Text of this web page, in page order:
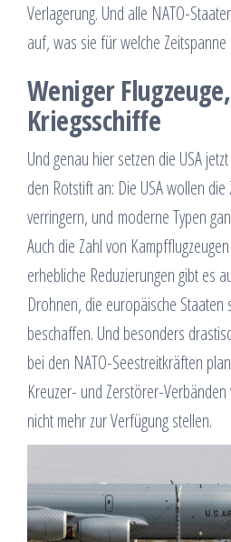
Verlagerung. Und alle NATO-
auf, was sie für welche
Weniger
Kriegsschiffe
Und genau hier setzen die USA
den Rotstift an: Die USA wollen
verringern, und moderne Typen
Auch die Zahl von
erhebliche Reduzierungen gibt es
Drohnen, die europäische Staaten
beschaffen. Und besonders
bei den NATO-Seestreitkräften
Kreuzer- und Zerstörer-
nicht mehr zur Verfügung stellen.